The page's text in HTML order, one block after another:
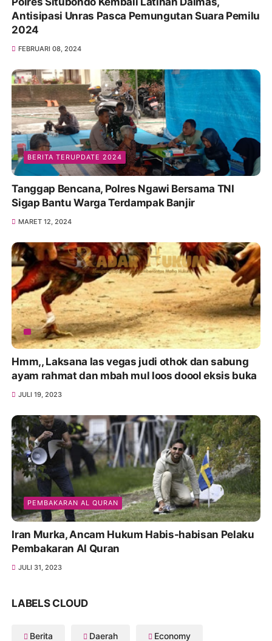
Antisipasi Unras Pasca Pemungutan Suara Pemilu
2024
FEBRUARI 08, 2024
BERITA TERUPDATE 2024
Tanggap Bencana, Polres Ngawi Bersama TNI
Sigap Bantu Warga Terdampak Banjir
MARET 12, 2024
Hmm,, Laksana las vegas judi othok dan sabung
ayam rahmat dan mbah mul loos doool eksis buka
JULI 19, 2023
PEMBAKARAN AL QURAN
Iran Murka, Ancam Hukum Habis-habisan Pelaku
Pembakaran Al Quran
JULI 31, 2023
LABELS CLOUD
Berita Daerah Economy